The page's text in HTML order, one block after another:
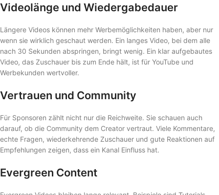
Videolänge und Wiedergabedauer
Längere Videos können mehr Werbemöglichkeiten haben, aber nur
wenn sie wirklich geschaut werden. Ein langes Video, bei dem alle
nach 30 Sekunden abspringen, bringt wenig. Ein klar aufgebautes
Video, das Zuschauer bis zum Ende hält, ist für YouTube und
Werbekunden wertvoller.
Vertrauen und Community
Für Sponsoren zählt nicht nur die Reichweite. Sie schauen auch
darauf, ob die Community dem Creator vertraut. Viele Kommentare,
echte Fragen, wiederkehrende Zuschauer und gute Reaktionen auf
Empfehlungen zeigen, dass ein Kanal Einfluss hat.
Evergreen Content